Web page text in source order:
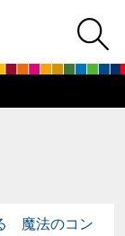
BS朝日SDGs
魔法のコン